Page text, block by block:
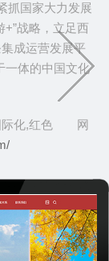
抓国家大力发展
+”战略，立足西
成运营发展平
一体的中国文化
际化,红色 网